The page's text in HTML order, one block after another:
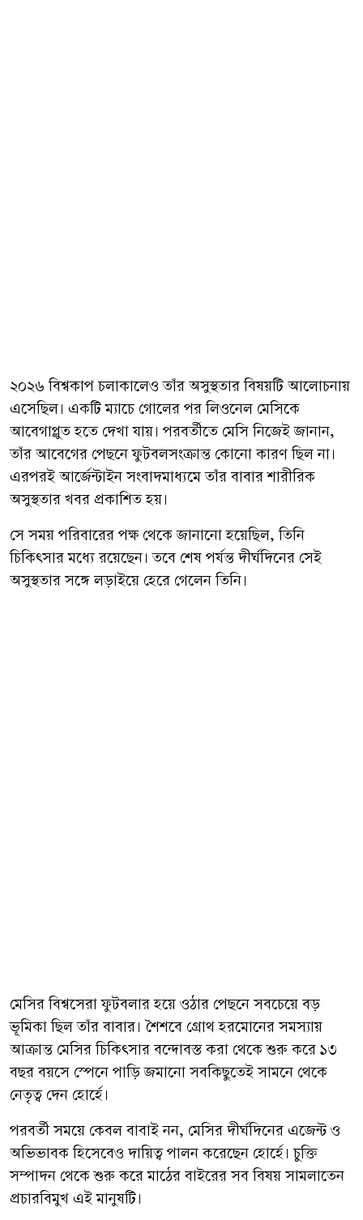
২০২৬ বিশ্বকাপ চলাকালেও তাঁর অসুস্থতার বিষয়টি আলোচনায়
এসেছিল। একটি ম্যাচে গোলের পর লিওনেল মেসিকে
আবেগাপ্লুত হতে দেখা যায়। পরবর্তীতে মেসি নিজেই জানান,
তাঁর আবেগের পেছনে ফুটবলসংক্রান্ত কোনো কারণ ছিল না।
এরপরই আর্জেন্টাইন সংবাদমাধ্যমে তাঁর বাবার শারীরিক
অসুস্থতার খবর প্রকাশিত হয়।
সে সময় পরিবারের পক্ষ থেকে জানানো হয়েছিল, তিনি
চিকিৎসার মধ্যে রয়েছেন। তবে শেষ পর্যন্ত দীর্ঘদিনের সেই
অসুস্থতার সঙ্গে লড়াইয়ে হেরে গেলেন তিনি।
মেসির বিশ্বসেরা ফুটবলার হয়ে ওঠার পেছনে সবচেয়ে বড়
ভূমিকা ছিল তাঁর বাবার। শৈশবে গ্রোথ হরমোনের সমস্যায়
আক্রান্ত মেসির চিকিৎসার বন্দোবস্ত করা থেকে শুরু করে ১৩
বছর বয়সে স্পেনে পাড়ি জমানো সবকিছুতেই সামনে থেকে
নেতৃত্ব দেন হোর্হে।
পরবর্তী সময়ে কেবল বাবাই নন, মেসির দীর্ঘদিনের এজেন্ট ও
অভিভাবক হিসেবেও দায়িত্ব পালন করেছেন হোর্হে। চুক্তি
সম্পাদন থেকে শুরু করে মাঠের বাইরের সব বিষয় সামলাতেন
প্রচারবিমুখ এই মানুষটি।